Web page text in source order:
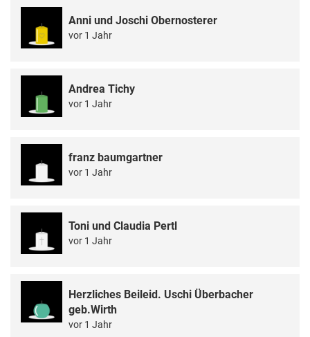
Anni und Joschi Obernosterer
vor 1 Jahr
Andrea Tichy
vor 1 Jahr
franz baumgartner
vor 1 Jahr
Toni und Claudia Pertl
vor 1 Jahr
Herzliches Beileid. Uschi Überbacher
geb.Wirth
vor 1 Jahr